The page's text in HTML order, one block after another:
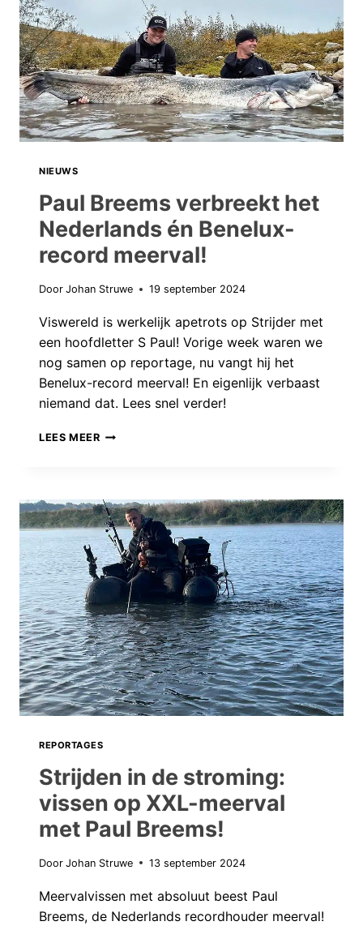
KOMEN
STEEDS
DICHTERBIJ!
NIEUWS
Paul Breems verbreekt het
Nederlands én Benelux-
record meerval!
Door Johan Struwe 19 september 2024
Viswereld is werkelijk apetrots op Strijder met
een hoofdletter S Paul! Vorige week waren we
nog samen op reportage, nu vangt hij het
Benelux-record meerval! En eigenlijk verbaast
niemand dat. Lees snel verder!
LEES MEERPAUL
HET
NEDERLANDS
ÉN
BENELUX-
RECORD
MEERVAL!
REPORTAGES
Strijden in de stroming:
vissen op XXL-meerval
met Paul Breems!
Door Johan Struwe 13 september 2024
Meervalvissen met absoluut beest Paul
Breems, de Nederlands recordhouder meerval!